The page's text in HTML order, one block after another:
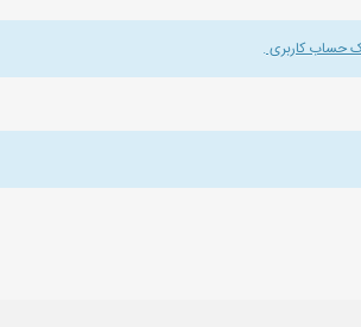
حساب کاربری.